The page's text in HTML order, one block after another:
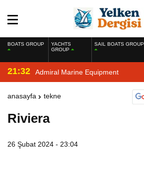
BOATS GROUP
YACHTS
GROUP
SAIL BOATS GROUP
21:32 Admiral Marine Equipment
anasayfa tekne
Riviera
26 Şubat 2024 - 23:04